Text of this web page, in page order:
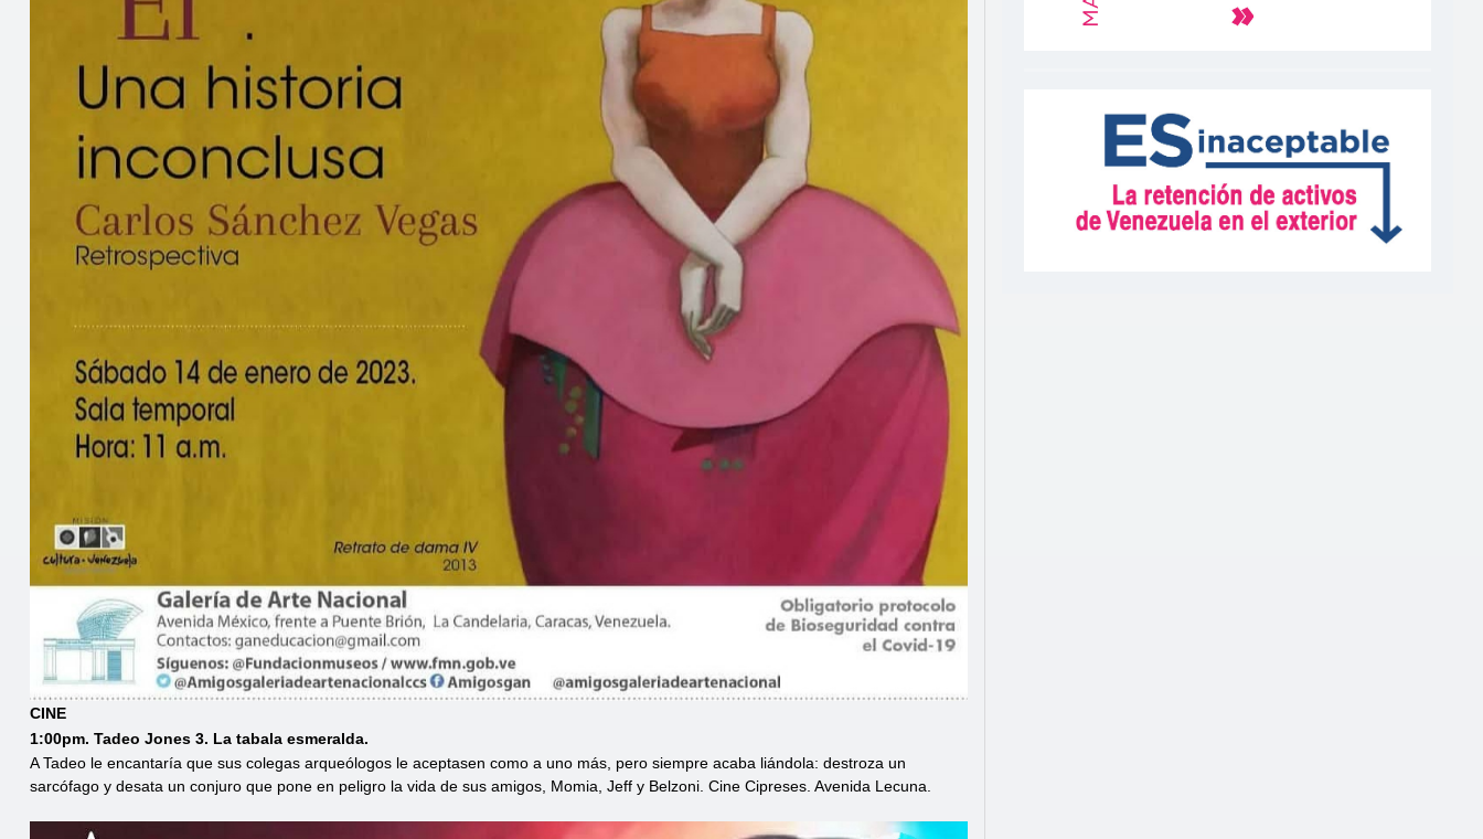
CINE
1:00pm. Tadeo Jones 3. La tabala esmeralda.
A Tadeo le encantaría que sus colegas arqueólogos le aceptasen como a uno más, pero siempre acaba liándola: destroza un
sarcófago y desata un conjuro que pone en peligro la vida de sus amigos, Momia, Jeff y Belzoni. Cine Cipreses. Avenida Lecuna.